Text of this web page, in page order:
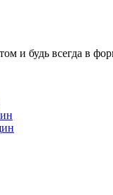
и будь всегда в